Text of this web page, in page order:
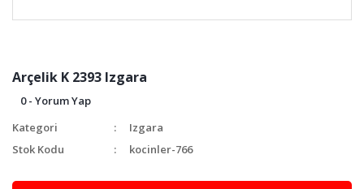
Arçelik K 2393 Izgara
0 - Yorum Yap
Kategori
Izgara
Stok Kodu
kocinler-766